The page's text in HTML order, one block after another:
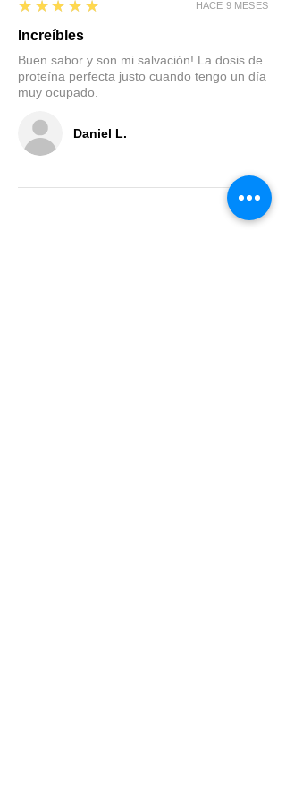
Daniel L.
5
★★★★★
Increíbles
Buen sabor y son mi salvación! La dosis de
proteína perfecta justo cuando tengo un día
muy ocupado.
HACE 9 MESES